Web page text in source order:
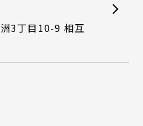
3丁目10-9 相互